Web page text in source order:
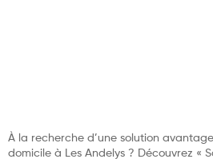
À la recherche d’une solution
domicile à Les Andelys ? Découvrez «